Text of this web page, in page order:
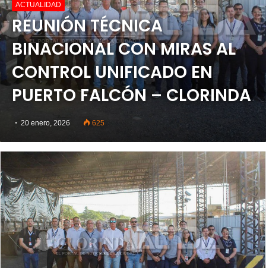
ACTUALIDAD
REUNIÓN TÉCNICA
BINACIONAL CON MIRAS AL
CONTROL UNIFICADO EN
PUERTO FALCÓN – CLORINDA
20 enero, 2026 625